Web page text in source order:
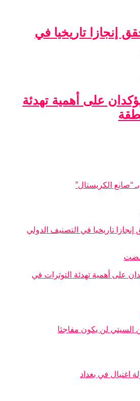
إنجازا تاريخيا في
على أهمية تهدئة
“صانع الكريستال”
تاريخيا في التصنيف الدولي
على أهمية تهدئة التوترات في
السيتي لن يكون مفاجئا
اغتيال في بغداد